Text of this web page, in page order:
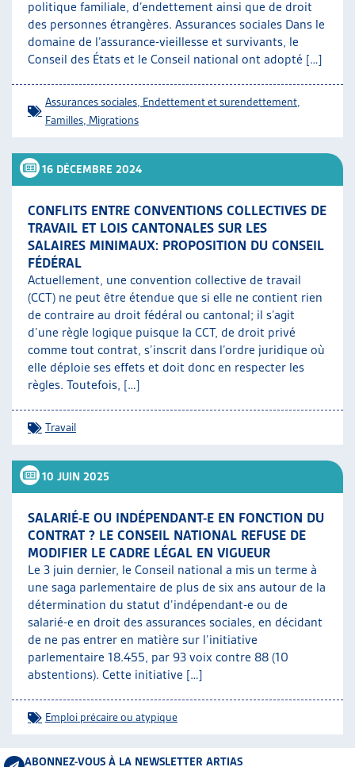
politique familiale, d’endettement ainsi que de droit
des personnes étrangères. Assurances sociales Dans le
domaine de l’assurance-vieillesse et survivants, le
Conseil des États et le Conseil national ont adopté […]
Assurances sociales, Endettement et surendettement,
Familles, Migrations
16 DÉCEMBRE 2024
CONFLITS ENTRE CONVENTIONS COLLECTIVES DE
TRAVAIL ET LOIS CANTONALES SUR LES
SALAIRES MINIMAUX: PROPOSITION DU CONSEIL
FÉDÉRAL
Actuellement, une convention collective de travail
(CCT) ne peut être étendue que si elle ne contient rien
de contraire au droit fédéral ou cantonal; il s’agit
d’une règle logique puisque la CCT, de droit privé
comme tout contrat, s’inscrit dans l’ordre juridique où
elle déploie ses effets et doit donc en respecter les
règles. Toutefois, […]
Travail
10 JUIN 2025
SALARIÉ-E OU INDÉPENDANT-E EN FONCTION DU
CONTRAT ? LE CONSEIL NATIONAL REFUSE DE
MODIFIER LE CADRE LÉGAL EN VIGUEUR
Le 3 juin dernier, le Conseil national a mis un terme à
une saga parlementaire de plus de six ans autour de la
détermination du statut d’indépendant-e ou de
salarié-e en droit des assurances sociales, en décidant
de ne pas entrer en matière sur l’initiative
parlementaire 18.455, par 93 voix contre 88 (10
abstentions). Cette initiative […]
Emploi précaire ou atypique
ABONNEZ-VOUS À LA NEWSLETTER ARTIAS